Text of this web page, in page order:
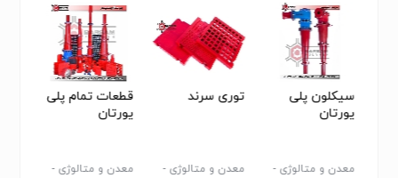
09120400124
09125681187
026-37851440
026-37851441
سیکلون پلی
یورتان
معدن و متالوژی -
توری سرند
معدن و متالوژی -
قطعات تمام پلی
یورتان
معدن و متالوژی -